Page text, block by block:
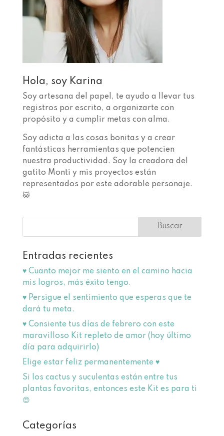
Hola, soy Karina
Soy artesana del papel, te ayudo a llevar tus
registros por escrito, a organizarte con
propósito y a cumplir metas con alma.
Soy adicta a las cosas bonitas y a crear
fantásticas herramientas que potencien
nuestra productividad. Soy la creadora del
gatito Monti y mis proyectos están
representados por este adorable personaje.
🐱
Entradas recientes
♥️ Cuanto mejor me siento en el camino hacia
mis logros, más éxito tengo.
♥️ Persigue el sentimiento que esperas que te
dará tu meta.
♥️ Consiente tus días de febrero con este
maravilloso Kit repleto de amor (hoy último
día para adquirirlo)
Elige estar feliz permanentemente ♥
Si los cactus y suculentas están entre tus
plantas favoritas, entonces este Kit es para ti
😍
Categorías